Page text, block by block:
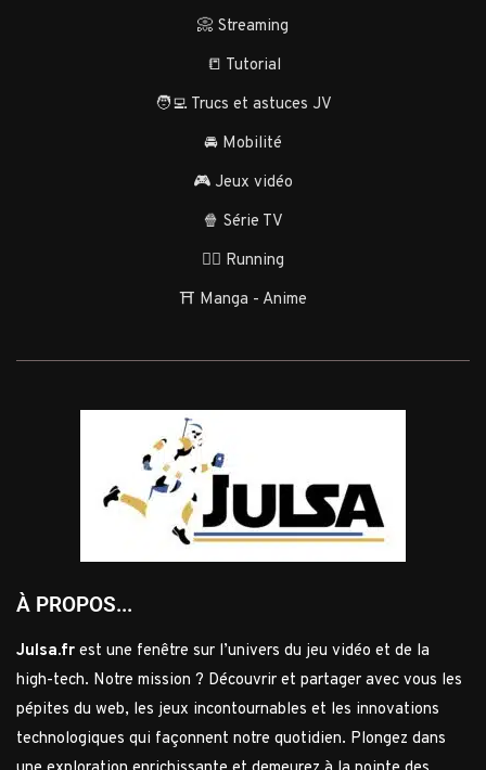
📀 Streaming
📒 Tutorial
🧑‍💻 Trucs et astuces JV
🚘 Mobilité
🎮 Jeux vidéo
🍿 Série TV
🏃‍♂️ Running
⛩️ Manga - Anime
À PROPOS...
Julsa.fr est une fenêtre sur l’univers du jeu vidéo et de la
high-tech. Notre mission ? Découvrir et partager avec vous les
pépites du web, les jeux incontournables et les innovations
technologiques qui façonnent notre quotidien. Plongez dans